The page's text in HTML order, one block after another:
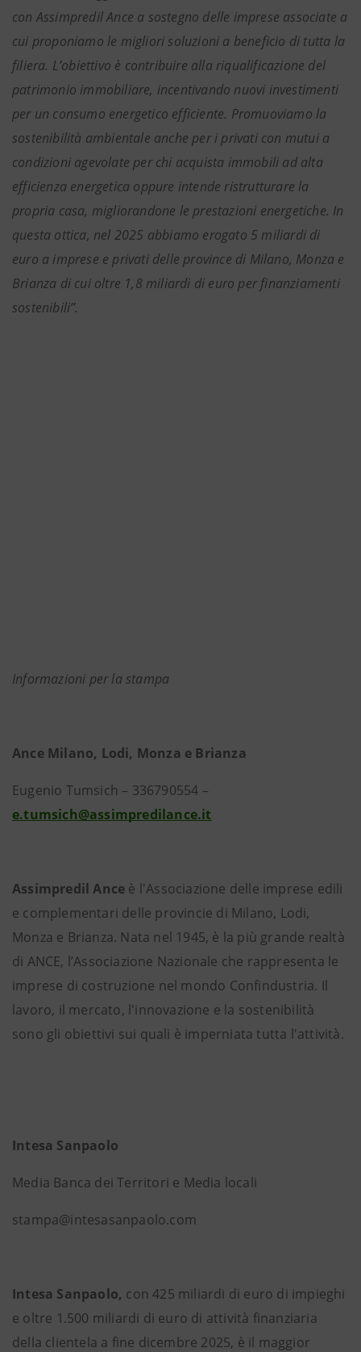
con Assimpredil Ance a sostegno delle imprese associate a
cui proponiamo le migliori soluzioni a beneficio di tutta la
filiera. L’obiettivo è contribuire alla riqualificazione del
patrimonio immobiliare, incentivando nuovi investimenti
per un consumo energetico efficiente. Promuoviamo la
sostenibilità ambientale anche per i privati con mutui a
condizioni agevolate per chi acquista immobili ad alta
efficienza energetica oppure intende ristrutturare la
propria casa, migliorandone le prestazioni energetiche. In
questa ottica, nel 2025 abbiamo erogato 5 miliardi di
euro a imprese e privati delle province di Milano, Monza e
Brianza di cui oltre 1,8 miliardi di euro per finanziamenti
sostenibili”.
Informazioni per la stampa
Ance Milano, Lodi, Monza e Brianza
Eugenio Tumsich – 336790554 –
e.tumsich@assimpredilance.it
Assimpredil Ance è l'Associazione delle imprese edili
e complementari delle provincie di Milano, Lodi,
Monza e Brianza. Nata nel 1945, è la più grande realtà
di ANCE, l’Associazione Nazionale che rappresenta le
imprese di costruzione nel mondo Confindustria. Il
lavoro, il mercato, l'innovazione e la sostenibilità
sono gli obiettivi sui quali è imperniata tutta l'attività.
Intesa Sanpaolo
Media Banca dei Territori e Media locali
stampa@intesasanpaolo.com
Intesa Sanpaolo, con 425 miliardi di euro di impieghi
e oltre 1.500 miliardi di euro di attività finanziaria
della clientela a fine dicembre 2025, è il maggior